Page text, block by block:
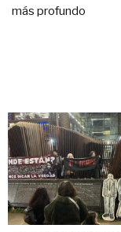
más profundo